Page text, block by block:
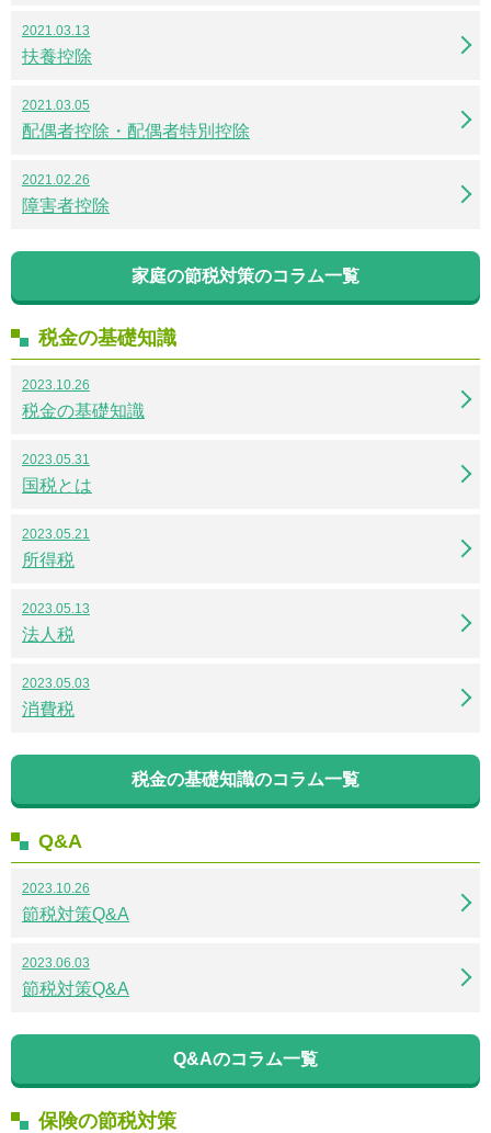
2021.03.13
扶養控除
2021.03.05
配偶者控除・配偶者特別控除
2021.02.26
障害者控除
家庭の節税対策のコラム一覧
税金の基礎知識
2023.10.26
税金の基礎知識
2023.05.31
国税とは
2023.05.21
所得税
2023.05.13
法人税
2023.05.03
消費税
税金の基礎知識のコラム一覧
Q&A
2023.10.26
節税対策Q&A
2023.06.03
節税対策Q&A
Q&Aのコラム一覧
保険の節税対策